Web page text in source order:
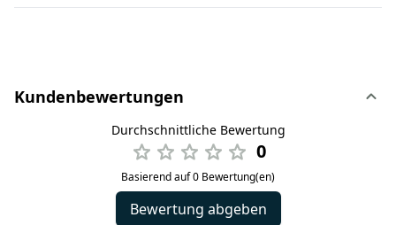
Kundenbewertungen
Durchschnittliche Bewertung
0
Basierend auf 0 Bewertung(en)
Bewertung abgeben